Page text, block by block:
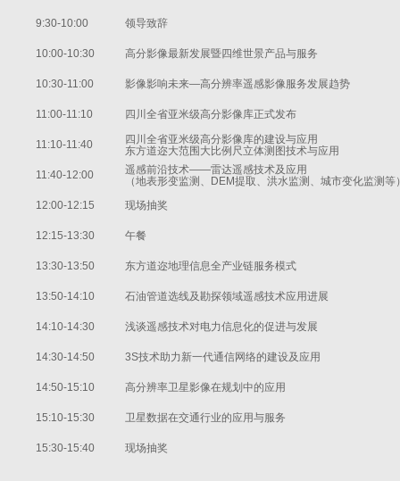
9:30-10:00 领导致辞
10:00-10:30 高分影像最新发展暨四维世景产品与服务
10:30-11:00 影像影响未来—高分辨率遥感影像服务发展趋势
11:00-11:10 四川全省亚米级高分影像库正式发布
11:10-11:40
四川全省亚米级高分影像库的建设与应用
东方道迩大范围大比例尺立体测图技术与应用
11:40-12:00
遥感前沿技术——雷达遥感技术及应用
（地表形变监测、DEM提取、洪水监测、城市变化监测等
12:00-12:15
现场抽奖
12:15-13:30 午餐
13:30-13:50 东方道迩地理信息全产业链服务模式
13:50-14:10 石油管道选线及勘探领域遥感技术应用进展
14:10-14:30 浅谈遥感技术对电力信息化的促进与发展
14:30-14:50 3S技术助力新一代通信网络的建设及应用
14:50-15:10 高分辨率卫星影像在规划中的应用
15:10-15:30 卫星数据在交通行业的应用与服务
15:30-15:40 现场抽奖